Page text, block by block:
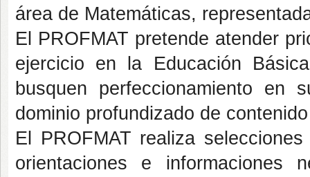
área de Matemáticas,
El PROFMAT pretende atender
ejercicio en la Educación
busquen perfeccionamiento en
dominio profundizado de
El PROFMAT realiza
orientaciones e informaciones